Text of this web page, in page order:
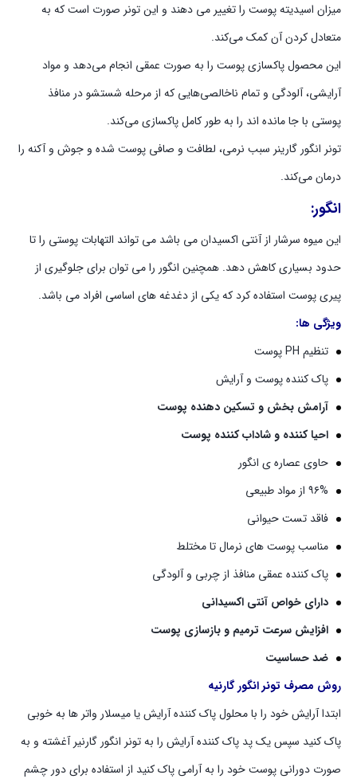
میزان اسیدیته پوست را تغییر می‌ دهند و این تونر صورت است که به
متعادل کردن آن کمک می‌کند.
این محصول پاکسازی پوست را به صورت عمقی انجام می‌دهد و مواد
آرایشی، آلودگی و تمام ناخالصی‌هایی که از مرحله شستشو در منافذ
پوستی با جا مانده اند را به طور کامل پاکسازی می‌کند.
تونر انگور گارینر سبب نرمی، لطافت و صافی پوست شده و جوش و آکنه را
درمان می‌کند.
انگور:
این میوه سرشار از آنتی اکسیدان می باشد می تواند التهابات پوستی را تا
حدود بسیاری کاهش دهد. همچنین انگور را می توان برای جلوگیری از
پیری پوست استفاده کرد که یکی از دغدغه های اساسی افراد می باشد.
ویژگی ها:
تنظیم PH پوست
پاک کننده پوست و آرایش
آرامش بخش و تسکین دهنده پوست
احیا کننده و شاداب کننده پوست
حاوی عصاره ی انگور
۹۶% از مواد طبیعی
فاقد تست حیوانی
مناسب پوست های نرمال تا مختلط
پاک کننده عمقی منافذ از چربی و آلودگی
دارای خواص آنتی اکسیدانی
افزایش سرعت ترمیم و بازسازی پوست
ضد حساسیت
روش مصرف تونر انگور گارنیه
ابتدا آرایش خود را با محلول پاک کننده آرایش یا میسلار واتر ها به خوبی
پاک کنید سپس یک پد پاک کننده آرایش را به تونر انگور گارنیر آغشته و به
صورت دورانی پوست خود را به آرامی پاک کنید از استفاده برای دور چشم